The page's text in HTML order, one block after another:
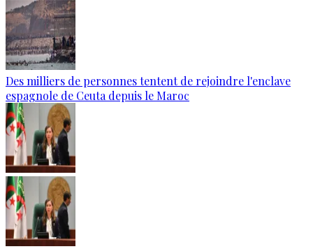
Des milliers de personnes tentent de rejoindre l'enclave
espagnole de Ceuta depuis le Maroc